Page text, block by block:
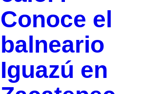
Conoce el
balneario
Iguazú en